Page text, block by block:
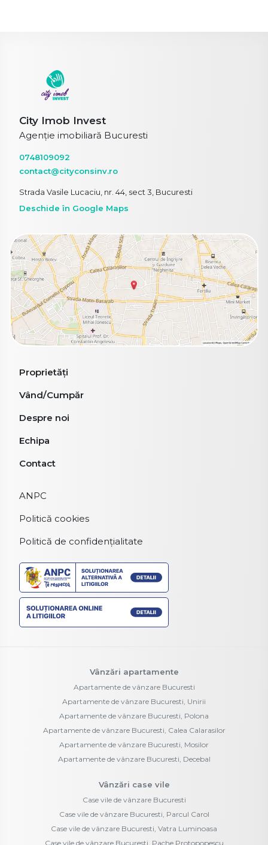
City Imob Invest
Agenție imobiliară Bucuresti
0748109092
contact@cityconsinv.ro
Strada Vasile Lucaciu, nr. 44, sect 3, Bucuresti
Deschide în Google Maps
Proprietăți
Vând/Cumpăr
Despre noi
Echipa
Contact
ANPC
Politică cookies
Politică de confidențialitate
Vânzări apartamente
Apartamente de vânzare Bucuresti
Apartamente de vânzare Bucuresti, Unirii
Apartamente de vânzare Bucuresti, Polona
Apartamente de vânzare Bucuresti, Calea Calarasilor
Apartamente de vânzare Bucuresti, Mosilor
Apartamente de vânzare Bucuresti, Decebal
Vânzări case vile
Case vile de vânzare Bucuresti
Case vile de vânzare Bucuresti, Parcul Carol
Case vile de vânzare Bucuresti, Vatra Luminoasa
Case vile de vânzare Bucuresti, Pache Protopopescu